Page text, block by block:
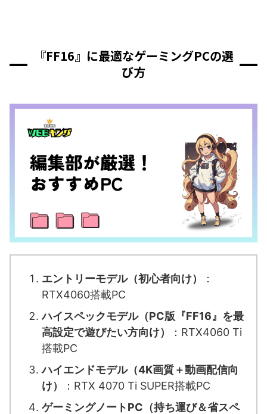
『FF16』に最適なゲーミングPCの選
び方
エントリーモデル（初心者向け）
：
RTX4060搭載PC
ハイスペックモデル（PC版『FF16』を最
高設定で遊びたい方向け）
：RTX4060 Ti
搭載PC
ハイエンドモデル（4K画質＋動画配信向
け）
：RTX 4070 Ti SUPER搭載PC
ゲーミングノートPC（持ち運び＆省スペ